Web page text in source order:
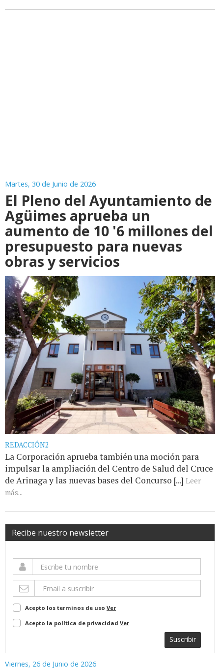
Martes, 30 de Junio de 2026
El Pleno del Ayuntamiento de
Agüimes aprueba un
aumento de 10 '6 millones del
presupuesto para nuevas
obras y servicios
REDACCIÓN2
La Corporación aprueba también una moción para
impulsar la ampliación del Centro de Salud del Cruce
de Arinaga y las nuevas bases del Concurso [...] Leer
más...
Recibe nuestro newsletter
Acepto los terminos de uso Ver
Acepto la política de privacidad Ver
Suscribir
Viernes, 26 de Junio de 2026